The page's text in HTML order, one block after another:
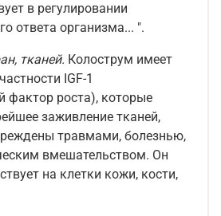
в регулировании
ответа организма... ".
тканей. Колострум имеет
IGF-1
фактор роста), которые
заживление тканей,
травмами, болезнью,
вмешательством. Он
на клетки кожи, кости,